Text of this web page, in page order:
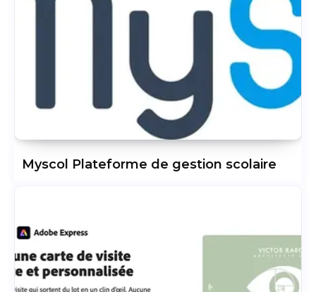
Myscol Plateforme de gestion scolaire